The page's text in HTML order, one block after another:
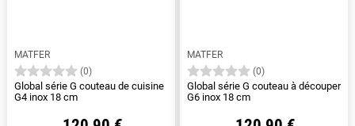
MATFER
(0)
Global série G couteau de cuisine
G4 inox 18 cm
MATFER
(0)
Global série G couteau à découper
G6 inox 18 cm